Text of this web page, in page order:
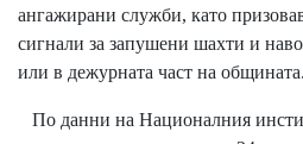
ангажирани служби, като
сигнали за запушени шахти и
или в дежурната част на общината.
По данни на Националния